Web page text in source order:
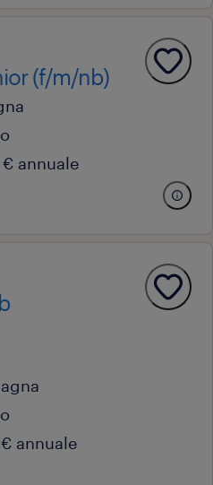
(f/m/nb)
annuale
annuale